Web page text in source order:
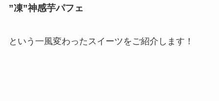
”凍”神感芋パフェ
という一風変わったスイーツをご紹介します！